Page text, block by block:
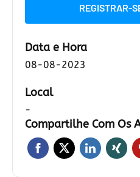
REGISTRAR-
Data e Hora
08-08-2023
Local
-
Compartilhe Com Os